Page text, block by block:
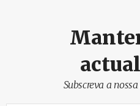
Subscreva a